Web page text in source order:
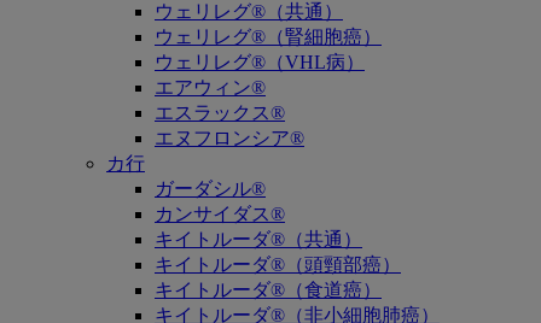
ウェリレグ®（共通）
ウェリレグ®（腎細胞癌）
ウェリレグ®（VHL病）
エアウィン®
エスラックス®
エヌフロンシア®
カ行
ガーダシル®
カンサイダス®
キイトルーダ®（共通）
キイトルーダ®（頭頸部癌）
キイトルーダ®（食道癌）
キイトルーダ®（非小細胞肺癌）